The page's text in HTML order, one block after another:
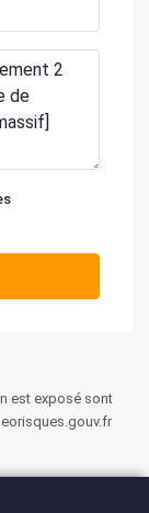
est exposé sont